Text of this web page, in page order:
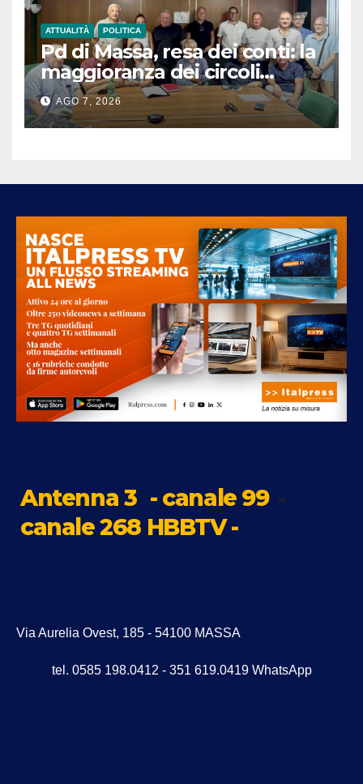
ATTUALITÀ POLITICA
Pd di Massa, resa dei conti: la
maggioranza dei circoli
sfiducia i vertici e chiede un
congresso straordinario
AGO 7, 2026
Antenna 3 - canale 99 -
canale 268 HBBTV -
Via Aurelia Ovest, 185 - 54100 MASSA
tel. 0585 198.0412 - 351 619.0419 WhatsApp